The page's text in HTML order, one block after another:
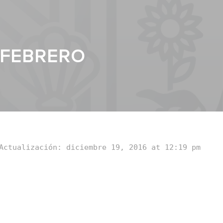
diciembre 19, 2016 at 12:19 pm